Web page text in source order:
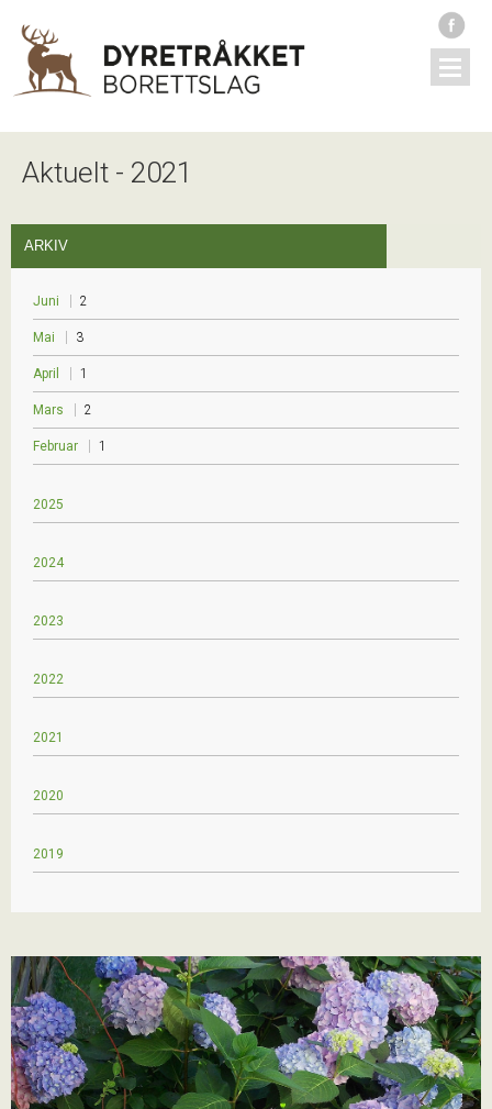
Aktuelt - 2021
ARKIV
Juni 2
Mai 3
April 1
Mars 2
Februar 1
2025
2024
2023
2022
2021
2020
2019